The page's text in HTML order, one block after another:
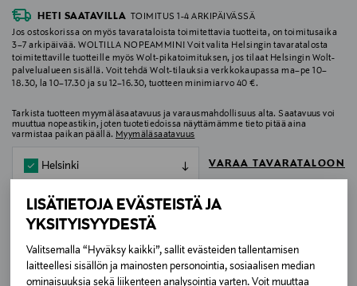
LISÄTIETOJA EVÄSTEISTÄ JA
YKSITYISYYDESTÄ
Valitsemalla “Hyväksy kaikki”, sallit evästeiden tallentamisen
laitteellesi sisällön ja mainosten personointia, sosiaalisen median
ominaisuuksia sekä liikenteen analysointia varten. Voit muuttaa
HETI SAATAVILLA
TOIMITUS 1-4 ARKIPÄIVÄSSÄ
Jos ostoskorissa on myös tavarataloista toimitettavia tuotteita, on toimitusaika
3–7 arkipäivää. WOLTILLA NOPEAMMIN! Voit valita Helsingin tavaratalosta
toimitettaville tuotteille myös Wolt-pikatoimituksen, jos tilaat Helsingin Wolt-
palvelualueen sisällä. Voit tehdä Wolt-tilauksia verkkokaupassa ma–pe 10–
18.30, la 10–17.30 ja su 12–16.30, tuotteen minimiarvo 40 €.
Tarkista tuotteen myymäläsaatavuus ja varausmahdollisuus alta. Saatavuus voi
muuttua nopeastikin, joten tuotetiedoissa näyttämämme tieto pitää aina
varmistaa paikan päällä. Myymäläsaatavuus
Helsinki VARAA TAVARATALOON
MAKSUTON TOIMITUS TAVARATALOJEN
PAKETTIAUTOMAATTEIHIN
Nyt kannattaa shoppailla! Saat maksuttoman toimituksen